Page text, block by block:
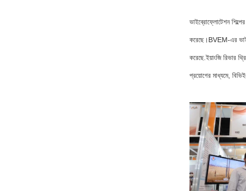
ভাইব্রোফ্লোটেশন
করেছে।BVEM-এর
করেছে.ইয়াংজি রিভার
প্রয়োগের মাধ্যমে,